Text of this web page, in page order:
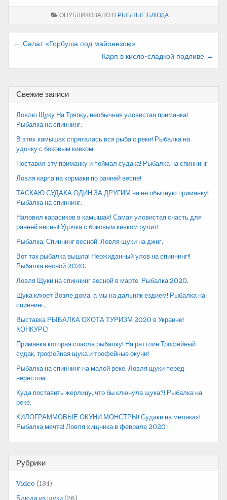
ОПУБЛИКОВАНО В РЫБНЫЕ БЛЮДА
Навигация
← Салат «Горбуша под майонезом»
Карп в кисло-сладкой подливе →
Свежие записи
Ловлю Щуку На Тряпку, необычная уловистая приманка!
Рыбалка на спиннинг.
В этих камышах спряталась вся рыба с реки! Рыбалка на
удочку с боковым кивком
Поставил эту приманку и поймал судака! Рыбалка на спиннинг.
Ловля карпа на кормаки по ранней весне!
ТАСКАЮ СУДАКА ОДИН ЗА ДРУГИМ на не обычную приманку!
Рыбалка на спиннинг.
Наловил карасиков в камышах! Самая уловистая снасть для
ранней весны! Удочка с боковым кивком рулит!
Рыбалка. Спиннинг весной. Ловля щуки на джиг.
Вот так рыбалка вышла! Неожиданный улов на спиннинг!!
Рыбалка весной 2020.
Ловля Щуки на спиннинг весной в марте. Рыбалка 2020.
Щука клюет Возле дома, а мы на дальняк ездием! Рыбалка на
спиннинг.
Выставка РЫБАЛКА ОХОТА ТУРИЗМ 2020 в Украине!
КОНКУРС!
Приманка которая спасла рыбалку! На раттлин Трофейный
судак, трофейная щука и трофейные окуни!
Рыбалка на спиннинг на малой реке. Ловля щуки перед
нерестом.
Куда поставить жерлицу, что бы клюнула щука?! Рыбалка на
реке.
КИЛОГРАММОВЫЕ ОКУНИ МОНСТРЫ! Судаки на меляках!
Рыбалка мечта! Ловля хищника в феврале 2020
Рубрики
Video (134)
Блюда из щуки (26)